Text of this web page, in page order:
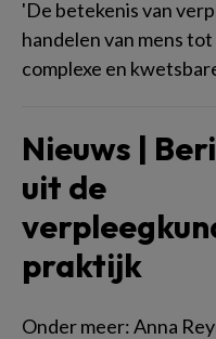
'De betekenis van
handelen van mens
complexe en
Nieuws |
uit de
praktijk
Onder meer: Anna